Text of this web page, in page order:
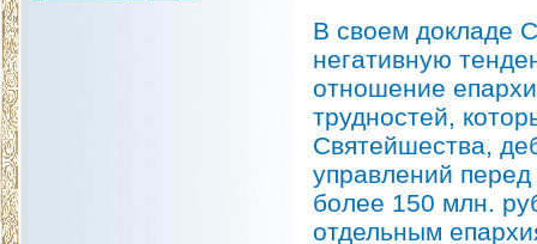
В своем докладе
негативную
отношение
трудностей,
Святейшества,
управлений
более 150 млн.
отдельным